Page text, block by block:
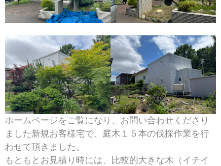
ホームページをご覧になり、お問い合わせくださり
ました新規お客様宅で、庭木１５本の伐採作業を行
わせて頂きました。
もともとお見積り時には、比較的大きな木（イチイ